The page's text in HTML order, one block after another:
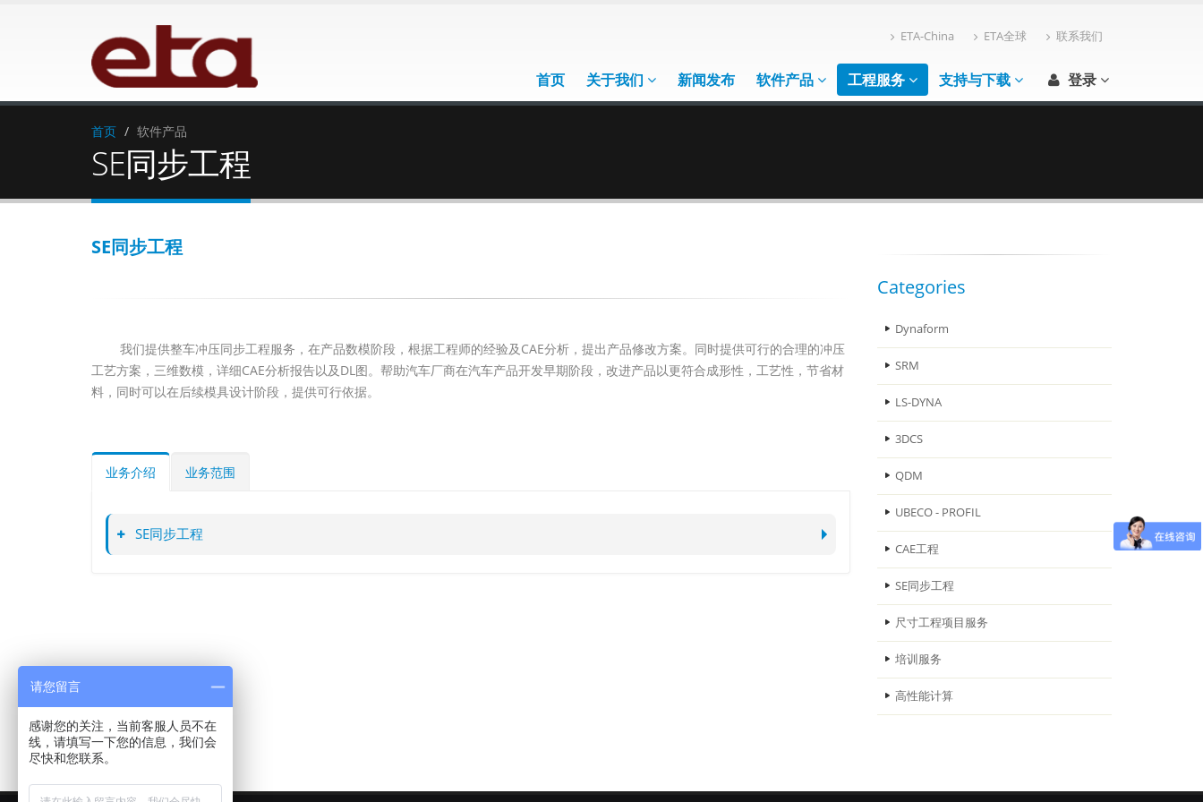
ETA-China ETA全球 联系我们
首页 关于我们 新闻发布 软件产品 工程服务 支持与下载 登录
首页 软件产品
SE同步工程
SE同步工程
我们提供整车冲压同步工程服务，在产品数模阶段，根据工程师的经验及CAE分析，提出产品修改方案。同时提供可行的合理的冲压
工艺方案，三维数模，详细CAE分析报告以及DL图。帮助汽车厂商在汽车产品开发早期阶段，改进产品以更符合成形性，工艺性，节省材
料，同时可以在后续模具设计阶段，提供可行依据。
业务介绍 业务范围
SE同步工程
Categories
Dynaform
SRM
LS-DYNA
3DCS
QDM
UBECO - PROFIL
CAE工程
SE同步工程
尺寸工程项目服务
培训服务
高性能计算
请您留言
感谢您的关注，当前客服人员不在
线，请填写一下您的信息，我们会
尽快和您联系。